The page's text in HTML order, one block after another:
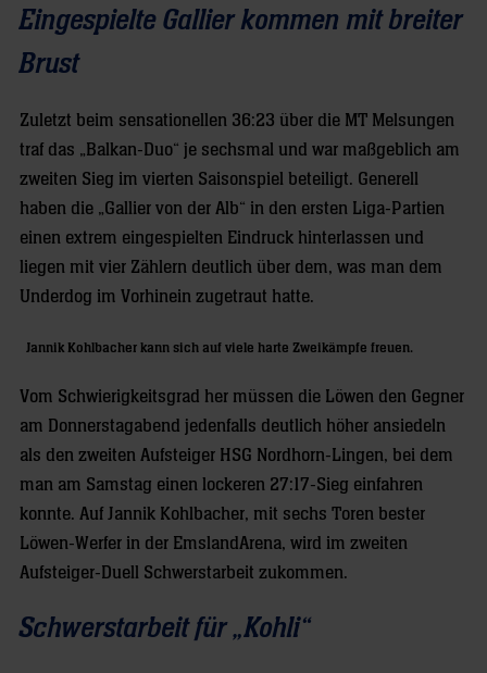
Eingespielte Gallier kommen mit breiter
Brust
Zuletzt beim sensationellen 36:23 über die MT Melsungen
traf das „Balkan-Duo“ je sechsmal und war maßgeblich am
zweiten Sieg im vierten Saisonspiel beteiligt. Generell
haben die „Gallier von der Alb“ in den ersten Liga-Partien
einen extrem eingespielten Eindruck hinterlassen und
liegen mit vier Zählern deutlich über dem, was man dem
Underdog im Vorhinein zugetraut hatte.
Jannik Kohlbacher kann sich auf viele harte Zweikämpfe freuen.
Vom Schwierigkeitsgrad her müssen die Löwen den Gegner
am Donnerstagabend jedenfalls deutlich höher ansiedeln
als den zweiten Aufsteiger HSG Nordhorn-Lingen, bei dem
man am Samstag einen lockeren 27:17-Sieg einfahren
konnte. Auf Jannik Kohlbacher, mit sechs Toren bester
Löwen-Werfer in der EmslandArena, wird im zweiten
Aufsteiger-Duell Schwerstarbeit zukommen.
Schwerstarbeit für „Kohli“